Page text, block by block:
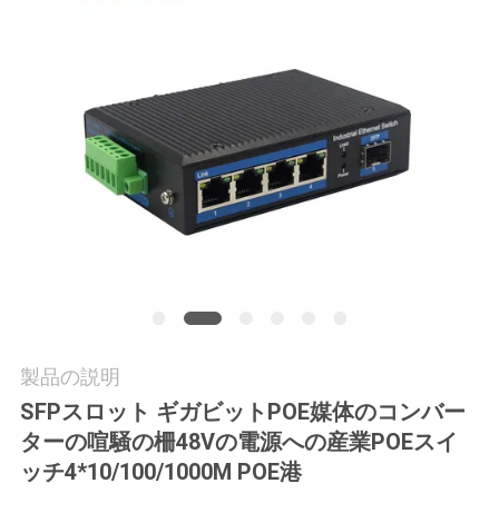
絡
し
な
製品の説明
SFPスロット ギガビットPOE媒体のコンバー
ターの喧騒の柵48Vの電源への産業POEスイ
ッチ4*10/100/1000M POE港